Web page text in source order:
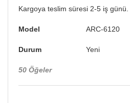
Kargoya teslim süresi 2-5 iş günü.
Model ARC-6120
Durum Yeni
50 Öğeler